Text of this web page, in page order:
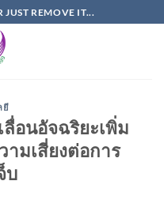
REMOVE IT...
ยี
ลื่อนอัจฉริยะเพิ่ม
มเสี่ยงต่อการ
บ